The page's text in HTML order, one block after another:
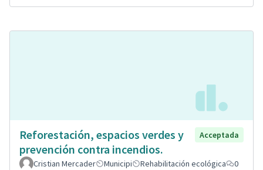
Reforestación, espacios verdes y
prevención contra incendios.
Acceptada
Cristian Mercader Municipi Rehabilitación ecológica
0